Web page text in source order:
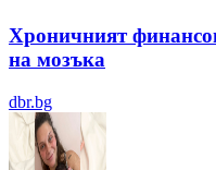
Хроничният
на мозъка
dbr.bg